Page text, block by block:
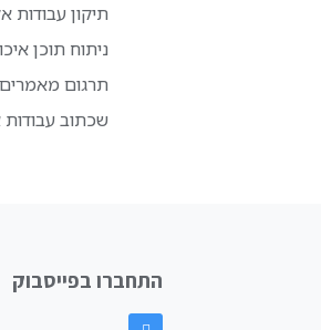
תיקון עבודות
ניתוח תוכן
תרגום
שכתוב
התחברו בפייסבוק